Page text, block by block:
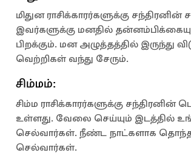
மிதுன ராசிக்காரர்களுக்கு
இவர்களுக்கு மனதில்
பிறக்கும். மன அழுத்தத்தில் இருந்து
வெற்றிகள் வந்து சேரும்.
சிம்மம்:
சிம்ம ராசிக்காரர்களுக்கு
உள்ளது. வேலை செய்யும் இடத்தில்
செல்வார்கள். நீண்ட நாட்களாக
செல்வார்கள்.